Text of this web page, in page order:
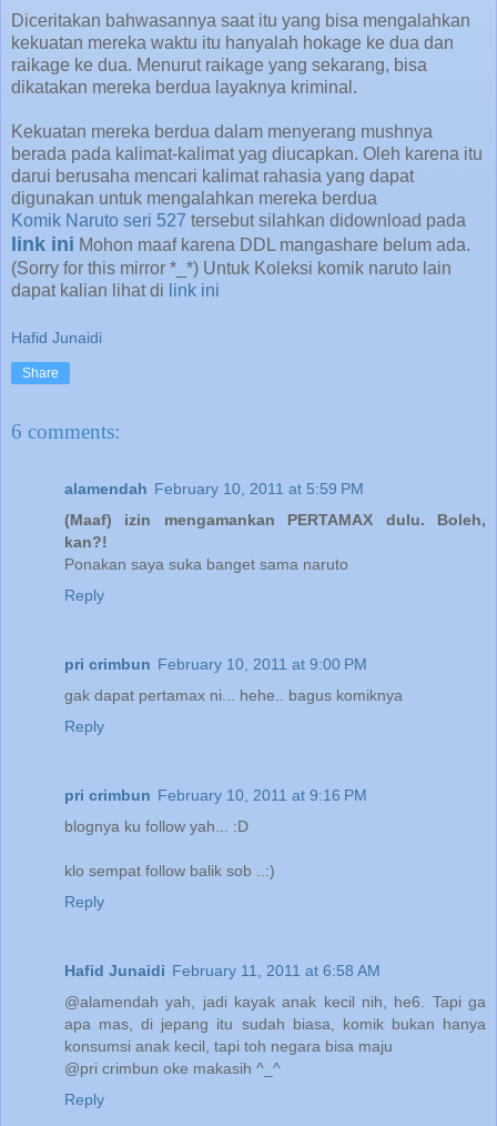
Diceritakan bahwasannya saat itu yang bisa mengalahkan
kekuatan mereka waktu itu hanyalah hokage ke dua dan
raikage ke dua. Menurut raikage yang sekarang, bisa
dikatakan mereka berdua layaknya kriminal.
Kekuatan mereka berdua dalam menyerang mushnya
berada pada kalimat-kalimat yag diucapkan. Oleh karena itu
darui berusaha mencari kalimat rahasia yang dapat
digunakan untuk mengalahkan mereka berdua
Komik Naruto seri 527 tersebut silahkan didownload pada
link ini Mohon maaf karena DDL mangashare belum ada.
(Sorry for this mirror *_*) Untuk Koleksi komik naruto lain
dapat kalian lihat di link ini
Hafid Junaidi
Share
6 comments:
alamendah February 10, 2011 at 5:59 PM
(Maaf) izin mengamankan PERTAMAX dulu. Boleh,
kan?!
Ponakan saya suka banget sama naruto
Reply
pri crimbun February 10, 2011 at 9:00 PM
gak dapat pertamax ni... hehe.. bagus komiknya
Reply
pri crimbun February 10, 2011 at 9:16 PM
blognya ku follow yah... :D
klo sempat follow balik sob ..:)
Reply
Hafid Junaidi February 11, 2011 at 6:58 AM
@alamendah yah, jadi kayak anak kecil nih, he6. Tapi ga
apa mas, di jepang itu sudah biasa, komik bukan hanya
konsumsi anak kecil, tapi toh negara bisa maju
@pri crimbun oke makasih ^_^
Reply